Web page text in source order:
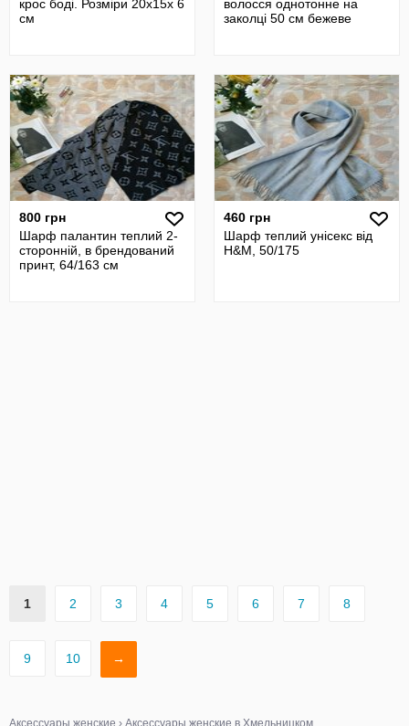
крос боді. Розміри 20х15х 6
см
волосся однотонне на
заколці 50 см бежеве
800 грн
Шарф палантин теплий 2-
сторонній, в брендований
принт, 64/163 см
460 грн
Шарф теплий унісекс від
H&M, 50/175
1 2 3 4 5 6 7 8
9 10 →
Аксессуары женские › Аксессуары женские в Хмельницком